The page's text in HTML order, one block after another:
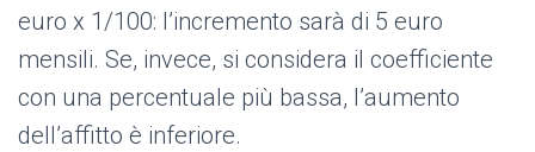
euro x 1/100: l’incremento sarà di 5 euro
mensili. Se, invece, si considera il coefficiente
con una percentuale più bassa, l’aumento
dell’affitto è inferiore.